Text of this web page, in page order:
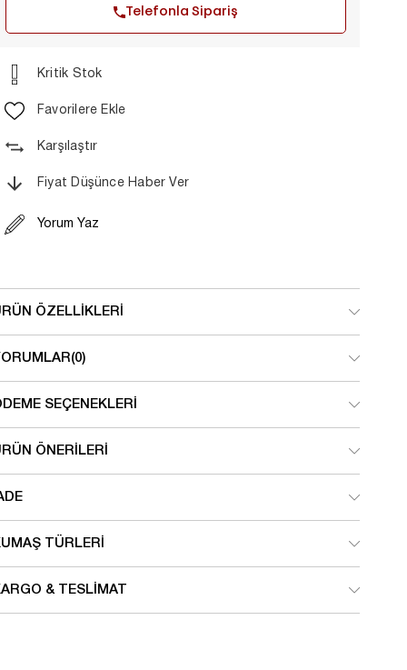
Telefonla Sipariş
Kritik Stok
Favorilere Ekle
Karşılaştır
Fiyat Düşünce Haber Ver
Yorum Yaz
ÖZELLIKLERI
(0)
SEÇENEKLERI
ÖNERILERI
TÜRLERI
& TESLIMAT